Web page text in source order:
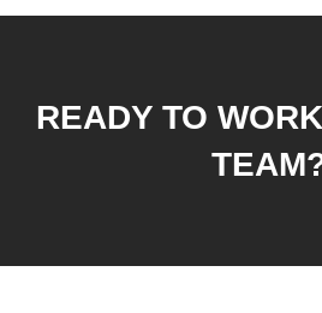
READY TO